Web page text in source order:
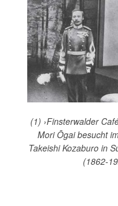
(1) ›Finsterwalder
Mori Ōgai besucht
Takeishi Kozaburo in
(1862-